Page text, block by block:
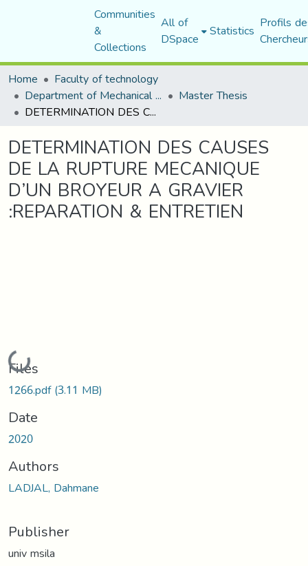
Communities
&
Collections
All of
DSpace Statistics Profils
Home
Faculty of technology
Department of Mechanical Engineering Master Thesis
DETERMINATION DES CAUSES DE LA RUPTURE MECANIQUE D’UN BROYEUR A GRAVIER :REPARATION & ENTRETIEN
DETERMINATION DES CAUSES
DE LA RUPTURE MECANIQUE
D’UN BROYEUR A GRAVIER
:REPARATION & ENTRETIEN
Loading...
Files
1266.pdf(3.11 MB)
Date
2020
Authors
LADJAL, Dahmane
Publisher
univ msila